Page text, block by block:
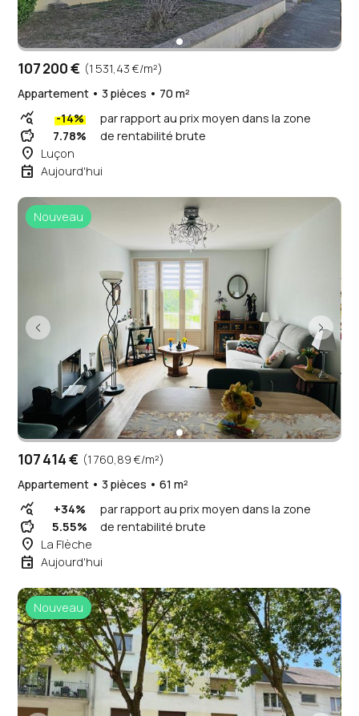
107 200 € (1 531,43 €/m²)
Appartement • 3 pièces • 70 m²
query_stats -14% par rapport au prix moyen dans la zone
savings 7.78% de rentabilité brute
place Luçon
event Aujourd'hui
Nouveau
107 414 € (1 760,89 €/m²)
Appartement • 3 pièces • 61 m²
query_stats +34% par rapport au prix moyen dans la zone
savings 5.55% de rentabilité brute
place La Flèche
event Aujourd'hui
Nouveau